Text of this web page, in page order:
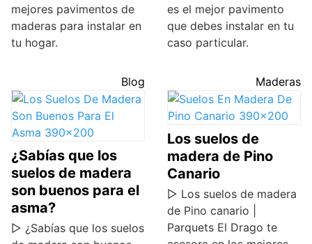
mejores pavimentos de
maderas para instalar en
tu hogar.
es el mejor pavimento
que debes instalar en tu
caso particular.
Blog
¿Sabías que los
suelos de madera
son buenos para el
asma?
▷ ¿Sabías que los suelos
Maderas
Los suelos de
madera de Pino
Canario
▷ Los suelos de madera
de Pino canario |
Parquets El Drago te